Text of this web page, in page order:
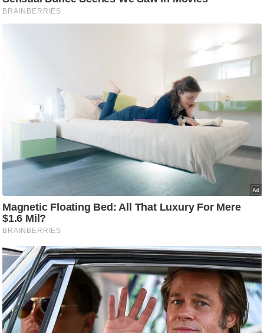
ष
ण
क
भू
स्तं
भ
ए
म
.
आ
र
.
आ